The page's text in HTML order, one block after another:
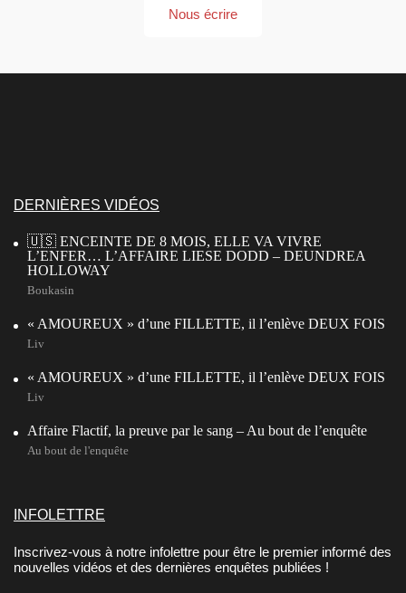
Nous écrire
DERNIÈRES VIDÉOS
🇺🇸 ENCEINTE DE 8 MOIS, ELLE VA VIVRE
L’ENFER… L’AFFAIRE LIESE DODD – DEUNDREA
HOLLOWAY
Boukasin
« AMOUREUX » d’une FILLETTE, il l’enlève DEUX FOIS
Liv
« AMOUREUX » d’une FILLETTE, il l’enlève DEUX FOIS
Liv
Affaire Flactif, la preuve par le sang – Au bout de l’enquête
Au bout de l'enquête
INFOLETTRE
Inscrivez-vous à notre infolettre pour être le premier informé des
nouvelles vidéos et des dernières enquêtes publiées !